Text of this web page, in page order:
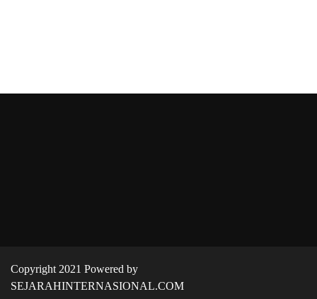
Copyright 2021 Powered by
SEJARAHINTERNASIONAL.COM